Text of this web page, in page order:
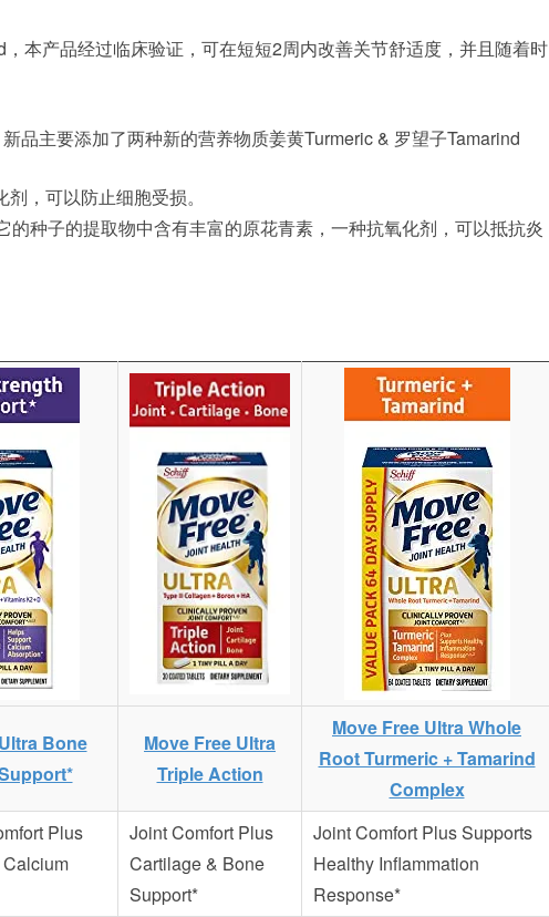
本产品经过临床验证，可在短短2周内改善关节舒适度，并且随着时
品主要添加了两种新的营养物质姜黄Turmeric & 罗望子Tamarind
，可以防止细胞受损。
的种子的提取物中含有丰富的原花青素，一种抗氧化剂，可以抵抗炎
Bone
Move Free Ultra
Triple Action
Move Free Ultra Whole
Root Turmeric + Tamarind
Complex
Plus
Joint Comfort Plus
Cartilage & Bone
Support*
Joint Comfort Plus Supports
Healthy Inflammation
Response*